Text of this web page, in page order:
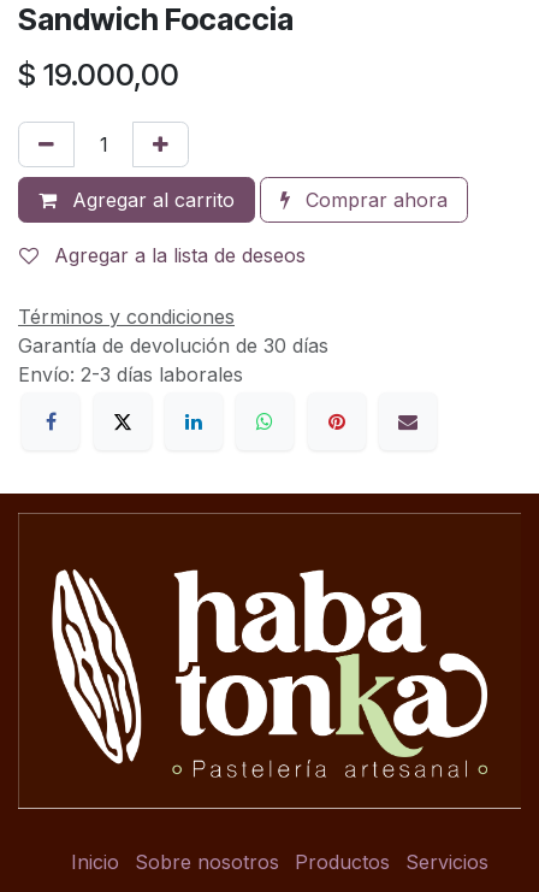
Sandwich Focaccia
$ 19.000,00
Agregar al carrito Comprar ahora
Agregar a la lista de deseos
Términos y condiciones
Garantía de devolución de 30 días
Envío: 2-3 días laborales
Inicio Sobre nosotros Productos Servicios